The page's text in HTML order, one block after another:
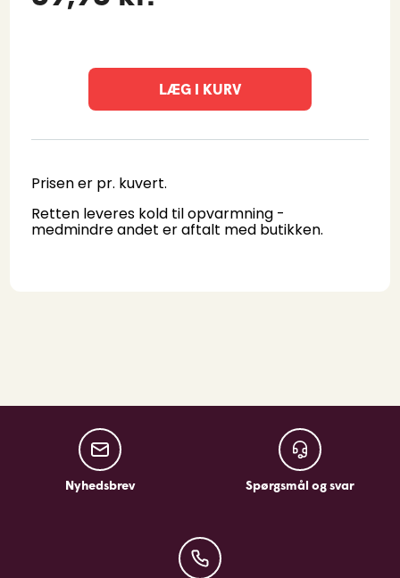
LÆG I KURV
Prisen er pr. kuvert.
Retten leveres kold til opvarmning -
medmindre andet er aftalt med butikken.
Nyhedsbrev
Nyhedsbrev
Spørgsmål og
Spørgsmål og svar
Kontakt os